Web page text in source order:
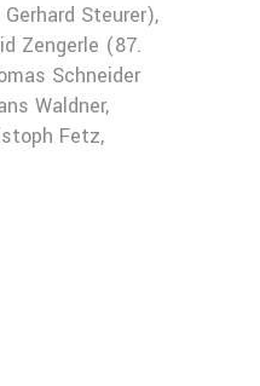
Steurer),
Zengerle (87.
Schneider
Waldner,
Fetz,